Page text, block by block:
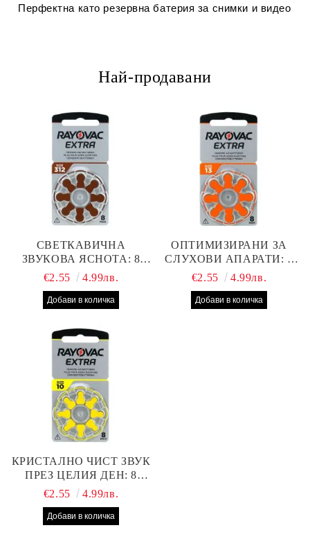
Перфектна като резервна батерия за снимки и видео
Най-продавани
СВЕТКАВИЧНА
ЗВУКОВА ЯСНОТА: 8
БРОЯ RAYOVAC EXTRA
СЛУХОВ АПАРАТ С
€2.55 4.99лв.
ОПТИМИЗИРАНИ ЗА
СЛУХОВИ АПАРАТИ: 8
БРОЯ RAYOVAC EXTRA
ПРОИЗВОДИТЕЛНОСТ
€2.55 4.99лв.
КРИСТАЛНО ЧИСТ ЗВУК
ПРЕЗ ЦЕЛИЯ ДЕН: 8
БРОЯ RAYOVAC EXTRA
АПАРАТ
€2.55 4.99лв.